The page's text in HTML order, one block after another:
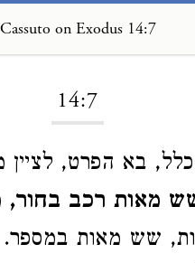
Cassuto on Exodus 14:7
14:7
בא הפרט,
מאות רכב בחור,
שש מאות